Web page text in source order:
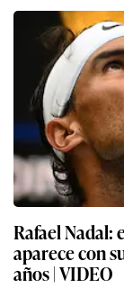
Rafael Nadal:
aparece con
años | VIDEO